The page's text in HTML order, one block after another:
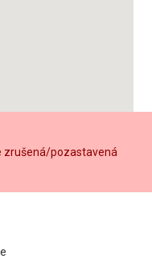
zrušená/pozastavená